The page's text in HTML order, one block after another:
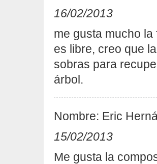
16/02/2013
me gusta mucho
es libre, creo que
sobras para
árbol.
Nombre: Eric
15/02/2013
Me gusta la